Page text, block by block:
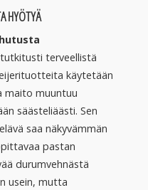
HYÖTYÄ
terveellistä
käytetään
maito muuntuu
säästeliäästi. Sen
saa näkyvämmän
pastan
durumvehnästä
usein, mutta